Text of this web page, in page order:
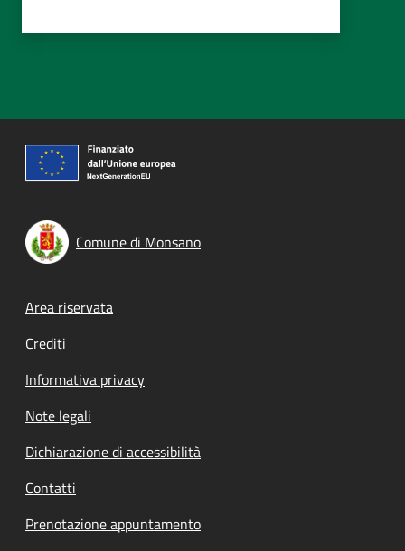
Comune di Monsano
Footer menu
Area riservata
Crediti
Informativa privacy
Note legali
Dichiarazione di accessibilità
Contatti
Prenotazione appuntamento